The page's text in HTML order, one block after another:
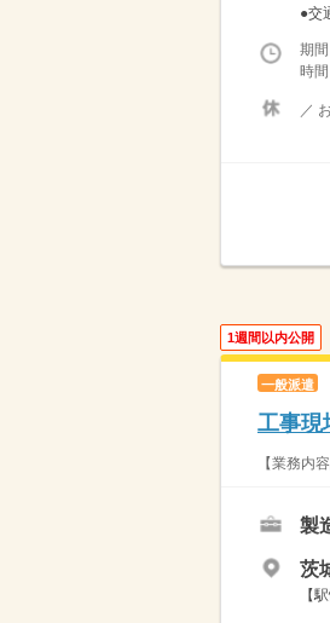
●交
期
時
／
1週間以内公開
一般派遣
工事現
【業務内
製
茨
【